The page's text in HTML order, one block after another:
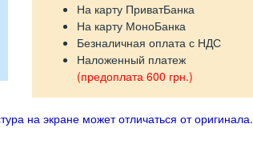
На карту ПриватБанка
На карту МоноБанка
Безналичная оплата с НДС
Наложенный платеж
(предоплата 600 грн.)
на экране может отличаться от оригинала.